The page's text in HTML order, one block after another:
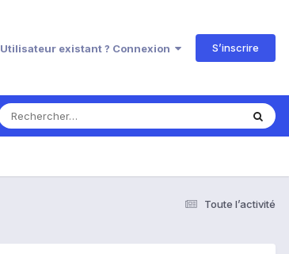
Utilisateur existant ? Connexion S’inscrire
Toute l’activité